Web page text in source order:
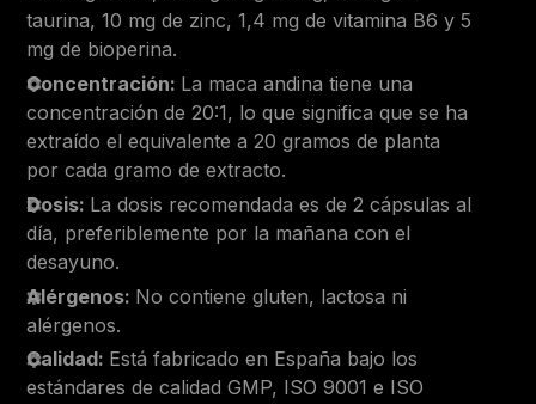
taurina, 10 mg de zinc, 1,4 mg de vitamina B6 y 5
mg de bioperina.
Concentración: La maca andina tiene una
concentración de 20:1, lo que significa que se ha
extraído el equivalente a 20 gramos de planta
por cada gramo de extracto.
Dosis: La dosis recomendada es de 2 cápsulas al
día, preferiblemente por la mañana con el
desayuno.
Alérgenos: No contiene gluten, lactosa ni
alérgenos.
Calidad: Está fabricado en España bajo los
estándares de calidad GMP, ISO 9001 e ISO